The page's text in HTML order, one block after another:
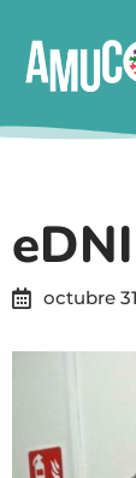
octubre